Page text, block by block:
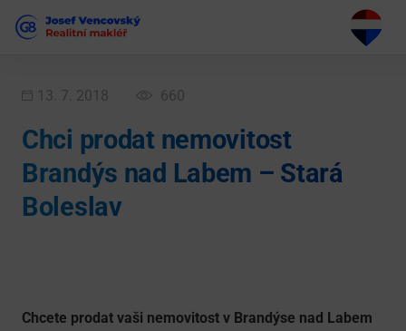
13. 7. 2018 660
Chci prodat nemovitost
Brandýs nad Labem – Stará
Boleslav
Chcete prodat vaši nemovitost v Brandýse nad Labem